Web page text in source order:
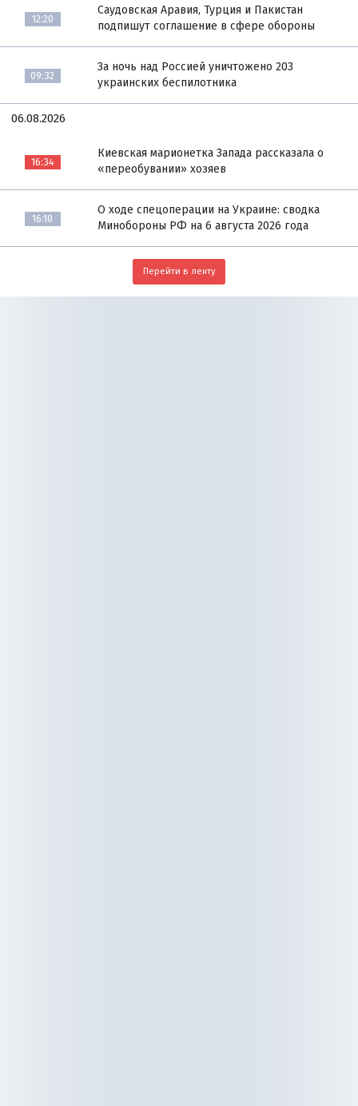
12:20
Саудовская Аравия, Турция и Пакистан
подпишут соглашение в сфере обороны
09:32
За ночь над Россией уничтожено 203
украинских беспилотника
06.08.2026
16:34
Киевская марионетка Запада рассказала о
«переобувании» хозяев
16:10
О ходе спецоперации на Украине: сводка
Минобороны РФ на 6 августа 2026 года
Перейти в ленту